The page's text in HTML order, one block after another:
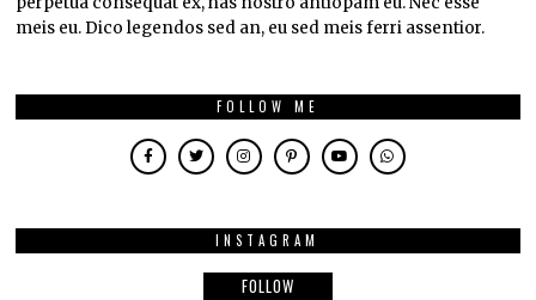
meis eu. Dico legendos sed an, eu sed meis ferri assentior.
FOLLOW ME
INSTAGRAM
FOLLOW